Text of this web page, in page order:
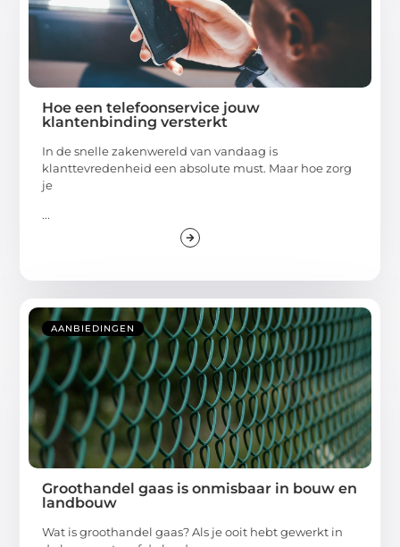
Hoe een telefoonservice jouw
klantenbinding versterkt
In de snelle zakenwereld van vandaag is
klanttevredenheid een absolute must. Maar hoe zorg
je
...
AANBIEDINGEN
Groothandel gaas is onmisbaar in bouw en
landbouw
Wat is groothandel gaas? Als je ooit hebt gewerkt in